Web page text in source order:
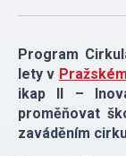
Program
lety v
ikap II –
proměňovat
zaváděním